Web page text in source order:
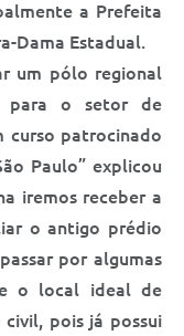
a Prefeita
Dama Estadual.
um pólo regional
para o setor de
curso patrocinado
Paulo” explicou
iremos receber a
o antigo prédio
por algumas
o local ideal de
pois já possui